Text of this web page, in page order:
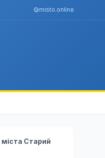
misto.online
міста Старий